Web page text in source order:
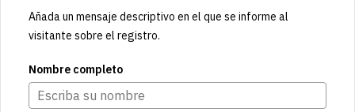
Añada un mensaje descriptivo en el que se informe al
visitante sobre el registro.
Nombre completo